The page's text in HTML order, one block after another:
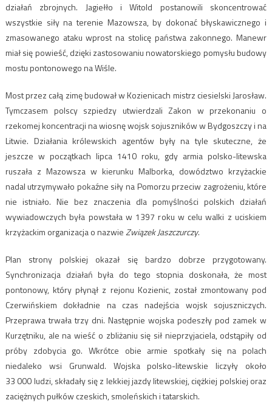
działań zbrojnych. Jagiełło i Witold postanowili skoncentrować
wszystkie siły na terenie Mazowsza, by dokonać błyskawicznego i
zmasowanego ataku wprost na stolicę państwa zakonnego. Manewr
miał się powieść, dzięki zastosowaniu nowatorskiego pomysłu budowy
mostu pontonowego na Wiśle.
Most przez całą zimę budował w Kozienicach mistrz ciesielski Jarosław.
Tymczasem polscy szpiedzy utwierdzali Zakon w przekonaniu o
rzekomej koncentracji na wiosnę wojsk sojuszników w Bydgoszczy i na
Litwie. Działania królewskich agentów były na tyle skuteczne, że
jeszcze w początkach lipca 1410 roku, gdy armia polsko-litewska
ruszała z Mazowsza w kierunku Malborka, dowództwo krzyżackie
nadal utrzymywało pokaźne siły na Pomorzu przeciw zagrożeniu, które
nie istniało. Nie bez znaczenia dla pomyślności polskich działań
wywiadowczych była powstała w 1397 roku w celu walki z uciskiem
krzyżackim organizacja o nazwieZwiązek Jaszczurczy.
Plan strony polskiej okazał się bardzo dobrze przygotowany.
Synchronizacja działań była do tego stopnia doskonała, że most
pontonowy, który płynął z rejonu Kozienic, został zmontowany pod
Czerwińskiem dokładnie na czas nadejścia wojsk sojuszniczych.
Przeprawa trwała trzy dni. Następnie wojska podeszły pod zamek w
Kurzętniku, ale na wieść o zbliżaniu się sił nieprzyjaciela, odstąpiły od
próby zdobycia go. Wkrótce obie armie spotkały się na polach
niedaleko wsi Grunwald. Wojska polsko-litewskie liczyły około
33 000 ludzi, składały się z lekkiej jazdy litewskiej, ciężkiej polskiej oraz
zaciężnych pułków czeskich, smoleńskich i tatarskich.